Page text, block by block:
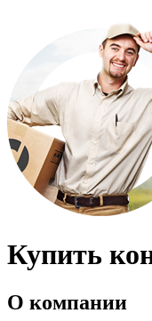
Купить
О компании